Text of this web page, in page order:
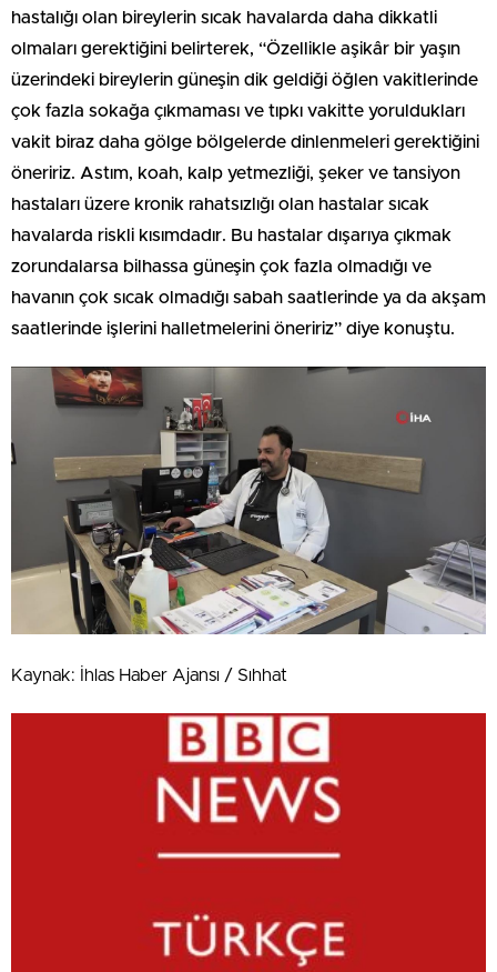
hastalığı olan bireylerin sıcak havalarda daha dikkatli
olmaları gerektiğini belirterek, “Özellikle aşikâr bir yaşın
üzerindeki bireylerin güneşin dik geldiği öğlen vakitlerinde
çok fazla sokağa çıkmaması ve tıpkı vakitte yoruldukları
vakit biraz daha gölge bölgelerde dinlenmeleri gerektiğini
öneririz. Astım, koah, kalp yetmezliği, şeker ve tansiyon
hastaları üzere kronik rahatsızlığı olan hastalar sıcak
havalarda riskli kısımdadır. Bu hastalar dışarıya çıkmak
zorundalarsa bilhassa güneşin çok fazla olmadığı ve
havanın çok sıcak olmadığı sabah saatlerinde ya da akşam
saatlerinde işlerini halletmelerini öneririz” diye konuştu.
Kaynak: İhlas Haber Ajansı / Sıhhat